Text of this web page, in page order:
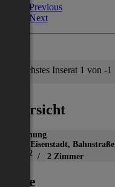
Previous
Next
Nächstes Inserat 1 von -1
Übersicht
Wohnung
7000 Eisenstadt, Bahnstraße
2 / 2 Zimmer
Lage